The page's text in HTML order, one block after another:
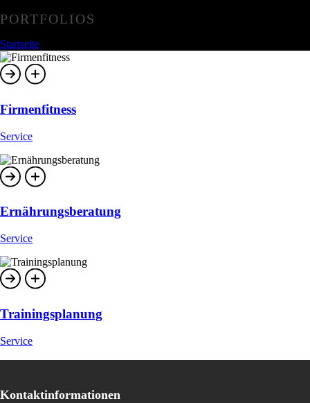
PORTFOLIOS
Startseite
Firmenfitness
Service
Ernährungsberatung
Service
Trainingsplanung
Service
Kontaktinformationen